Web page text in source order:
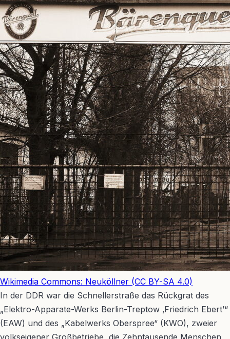
Wikimedia Commons: Neuköllner (CC BY-SA 4.0)
In der DDR war die Schnellerstraße das Rückgrat des
„Elektro-Apparate-Werks Berlin-Treptow ‚Friedrich Ebert’“
(EAW) und des „Kabelwerks Oberspree“ (KWO), zweier
volkseigener Großbetriebe, die Zehntausende Menschen